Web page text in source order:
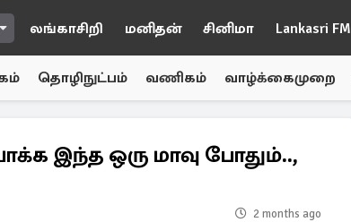
லங்காசிறி மனிதன் சினிமா Lankasri FM
தொழிநுட்பம் வணிகம் வாழ்க்கைமுறை
இந்த ஒரு மாவு போதும்..,
2 months ago